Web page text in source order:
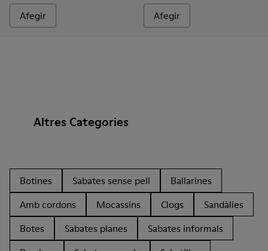
Afegir Afegir
Altres Categories
Botines Sabates sense pell
Ballarines
Amb cordons
Mocassins Clogs
Sandàlies
Botes
Sabates planes
Sabates informals